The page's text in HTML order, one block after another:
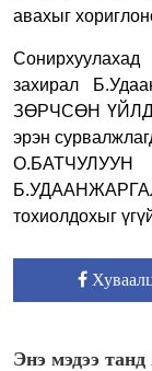
авахыг
захирал
ЗӨРЧСӨН
эрэн
О.БАТЧУЛУУН
тохиолдохыг
Энэ мэдээ